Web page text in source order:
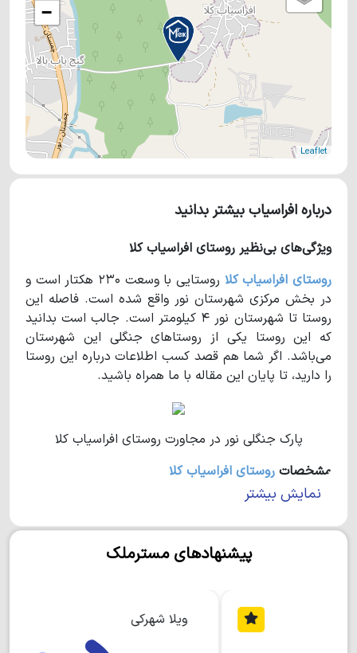
−
Leaflet
درباره افراسیاب بیشتر بدانید
ویژگی‌های بی‌نظیر روستای افراسیاب کلا
روستای افراسیاب کلا
روستایی با وسعت ۲۳۰ هکتار است و
در بخش مرکزی شهرستان نور واقع شده است. فاصله این
روستا تا شهرستان نور ۴ کیلومتر است. جالب است بدانید
که این روستا یکی از روستاهای جنگلی این شهرستان
می‌باشد. اگر شما هم قصد کسب اطلاعات درباره این روستا
را دارید، تا پایان این مقاله با ما همراه باشید.
پارک جنگلی نور در مجاورت روستای افراسیاب کلا
مشخصات روستای افراسیاب کلا
ورودی آن با ورودی شهرک بزرگ دشت نور مشترک است.
جالب است بدانید که مسیر ورود به
روستای افراسیاب کلا
حدود ۲ کیلومتر کاملا جنگلی می‌باشد. علاقه‌ مندان به
منتهی می‌شود.‌
نمایش بیشتر
پیشنهادهای مسترملک
ویلا شهرکی